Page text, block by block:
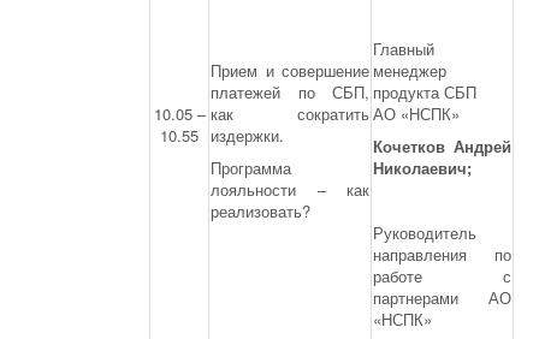
10.05 –
10.55
Прием и совершение
платежей по СБП,
как сократить
издержки.
Программа
лояльности – как
реализовать?
Главный
менеджер
продукта СБП
АО «НСПК»
Кочетков Андрей
Николаевич;
Руководитель
направления по
работе с
партнерами АО
«НСПК»